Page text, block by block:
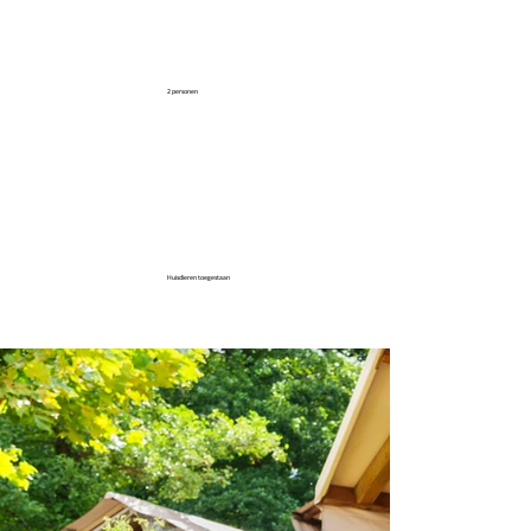
2 personen
Huisdieren toegestaan